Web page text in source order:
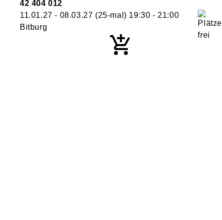
42 404 012
11.01.27 - 08.03.27 (25-mal) 19:30 - 21:00
Bitburg